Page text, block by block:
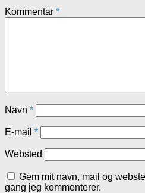
Kommentar *
Navn *
E-mail *
Websted
Gem mit navn, mail og
gang jeg kommenterer.